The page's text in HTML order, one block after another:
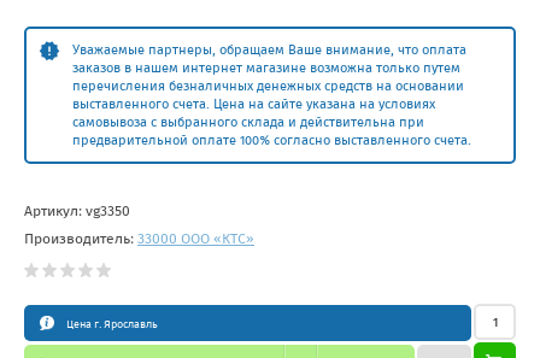
Уважаемые партнеры, обращаем Ваше внимание, что оплата
заказов в нашем интернет магазине возможна только путем
перечисления безналичных денежных средств на основании
выставленного счета. Цена на сайте указана на условиях
самовывоза с выбранного склада и действительна при
предварительной оплате 100% согласно выставленного счета.
Артикул: vg3350
Производитель: 33000 ООО «КТС»
Цена г. Ярославль